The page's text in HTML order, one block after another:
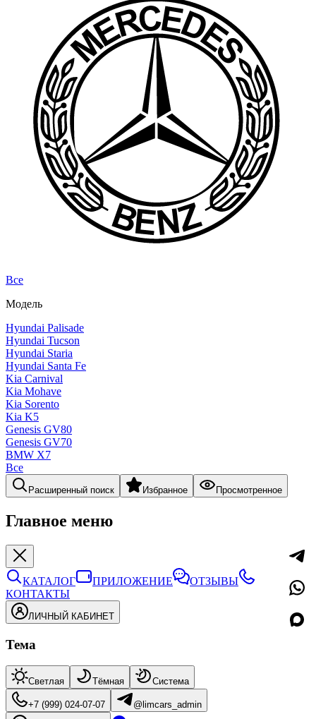
Все
Модель
Hyundai Palisade
Hyundai Tucson
Hyundai Staria
Hyundai Santa Fe
Kia Carnival
Kia Mohave
Kia Sorento
Kia K5
Genesis GV80
Genesis GV70
BMW X7
Все
Расширенный поиск Избранное Просмотренное
Главное меню
КАТАЛОГ ПРИЛОЖЕНИЕ
ОТЗЫВЫ
КОНТАКТЫ
ЛИЧНЫЙ КАБИНЕТ
Тема
Светлая Тёмная Система
+7 (999) 024-07-07 @limcars_admin